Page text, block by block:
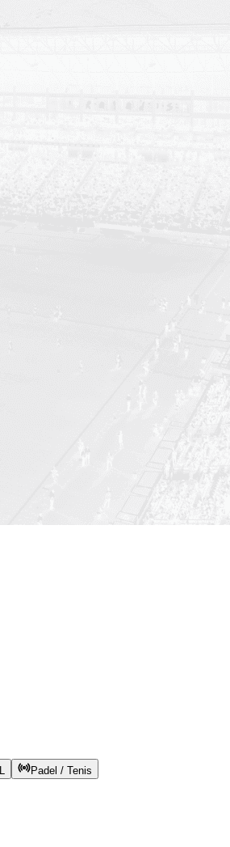
Padel / Tenis